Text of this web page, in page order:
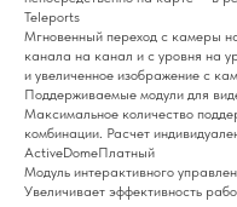
Teleports
Мгновенный переход с камеры
канала на канал и с уровня на
и увеличенное изображение с
Поддерживаемые модули для
Максимальное количество
комбинации. Расчет
ActiveDomeПлатный
Модуль интерактивного
Увеличивает эффективность